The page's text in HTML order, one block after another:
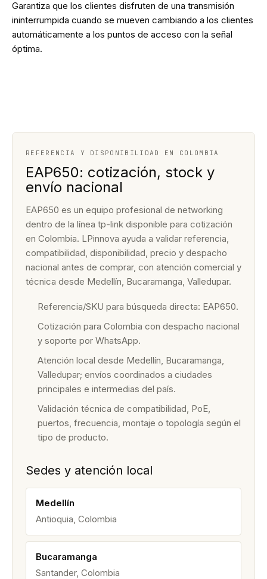
Garantiza que los clientes disfruten de una transmisión
ininterrumpida cuando se mueven cambiando a los clientes
automáticamente a los puntos de acceso con la señal
óptima.
REFERENCIA Y DISPONIBILIDAD EN COLOMBIA
EAP650: cotización, stock y
envío nacional
EAP650 es un equipo profesional de networking
dentro de la línea tp-link disponible para cotización
en Colombia. LPinnova ayuda a validar referencia,
compatibilidad, disponibilidad, precio y despacho
nacional antes de comprar, con atención comercial y
técnica desde Medellín, Bucaramanga, Valledupar.
Referencia/SKU para búsqueda directa: EAP650.
Cotización para Colombia con despacho nacional
y soporte por WhatsApp.
Atención local desde Medellín, Bucaramanga,
Valledupar; envíos coordinados a ciudades
principales e intermedias del país.
Validación técnica de compatibilidad, PoE,
puertos, frecuencia, montaje o topología según el
tipo de producto.
Sedes y atención local
Medellín
Antioquia, Colombia
Bucaramanga
Santander, Colombia